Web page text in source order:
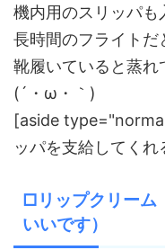
機内用のスリッパも
長時間のフライトだ
靴履いていると蒸れ
(´・ω・｀)
[aside
ッパを支給してく
□リップクリーム
いいです）